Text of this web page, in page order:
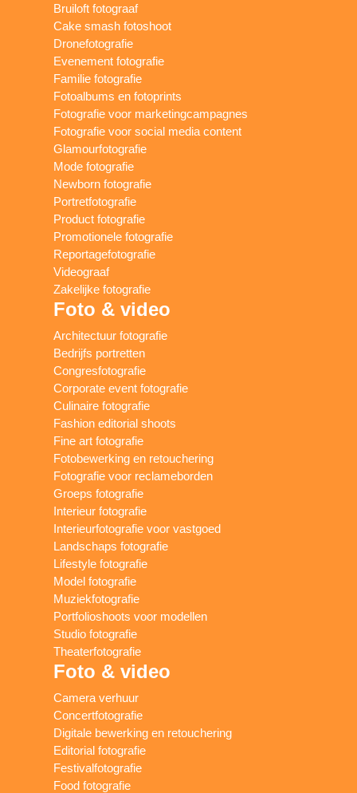
Bruiloft fotograaf
Cake smash fotoshoot
Dronefotografie
Evenement fotografie
Familie fotografie
Fotoalbums en fotoprints
Fotografie voor marketingcampagnes
Fotografie voor social media content
Glamourfotografie
Mode fotografie
Newborn fotografie
Portretfotografie
Product fotografie
Promotionele fotografie
Reportagefotografie
Videograaf
Zakelijke fotografie
Foto & video
Architectuur fotografie
Bedrijfs portretten
Congresfotografie
Corporate event fotografie
Culinaire fotografie
Fashion editorial shoots
Fine art fotografie
Fotobewerking en retouchering
Fotografie voor reclameborden
Groeps fotografie
Interieur fotografie
Interieurfotografie voor vastgoed
Landschaps fotografie
Lifestyle fotografie
Model fotografie
Muziekfotografie
Portfolioshoots voor modellen
Studio fotografie
Theaterfotografie
Foto & video
Camera verhuur
Concertfotografie
Digitale bewerking en retouchering
Editorial fotografie
Festivalfotografie
Food fotografie